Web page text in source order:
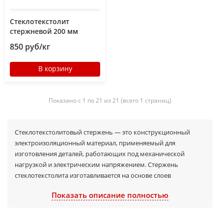
Стеклотекстолит
стержневой 200 мм
850 руб/кг
В корзину
Показано с 1 по 21 из 21 (всего 1 страниц)
Стеклотекстолитовый стержень — это конструкционный
электроизоляционный материал, применяемый для
изготовления деталей, работающих под механической
нагрузкой и электрическим напряжением. Стержень
стеклотекстолита изготавливается на основе слоев
Технология производства основана на горячем прессовании
Показать описание полностью